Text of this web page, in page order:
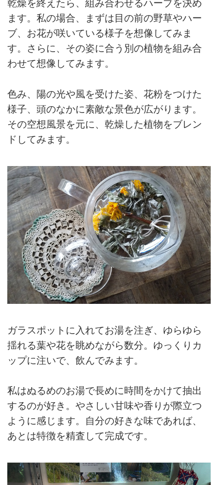
乾燥を終えたら、組み合わせるハーブを決め
ます。私の場合、まずは目の前の野草やハー
ブ、お花が咲いている様子を想像してみま
す。さらに、その姿に合う別の植物を組み合
わせて想像してみます。
色み、陽の光や風を受けた姿、花粉をつけた
様子、頭のなかに素敵な景色が広がります。
その空想風景を元に、乾燥した植物をブレン
ドしてみます。
ガラスポットに入れてお湯を注ぎ、ゆらゆら
揺れる葉や花を眺めながら数分。ゆっくりカ
ップに注いで、飲んでみます。
私はぬるめのお湯で長めに時間をかけて抽出
するのが好き。やさしい甘味や香りが際立つ
ように感じます。自分の好きな味であれば、
あとは特徴を精査して完成です。